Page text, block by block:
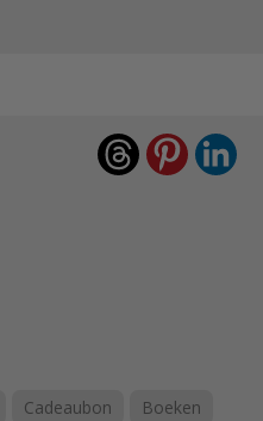
Cadeaubon
Boeken